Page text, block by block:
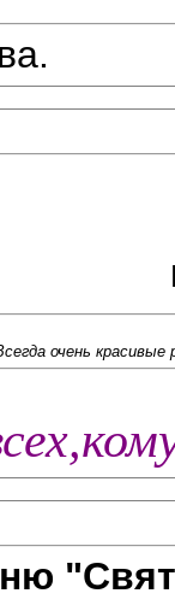
очень красивые